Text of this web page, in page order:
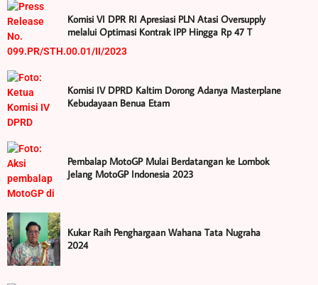
Komisi VI DPR RI Apresiasi PLN Atasi Oversupply
melalui Optimasi Kontrak IPP Hingga Rp 47 T
Komisi IV DPRD Kaltim Dorong Adanya Masterplane
Kebudayaan Benua Etam
Pembalap MotoGP Mulai Berdatangan ke Lombok
Jelang MotoGP Indonesia 2023
Kukar Raih Penghargaan Wahana Tata Nugraha
2024